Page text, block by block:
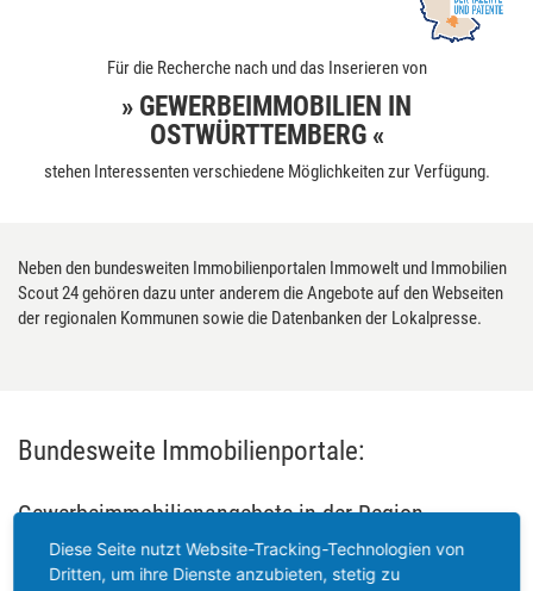
Für die Recherche nach und das Inserieren von
» GEWERBEIMMOBILIEN IN
OSTWÜRTTEMBERG «
stehen Interessenten verschiedene Möglichkeiten zur Verfügung.
Neben den bundesweiten Immobilienportalen Immowelt und Immobilien
Scout 24 gehören dazu unter anderem die Angebote auf den Webseiten
der regionalen Kommunen sowie die Datenbanken der Lokalpresse.
Bundesweite Immobilienportale:
Gewerbeimmobilienangebote in der Region
Ostwürttemberg auf Immowelt:
Diese Seite nutzt Website-Tracking-Technologien von
Dritten, um ihre Dienste anzubieten, stetig zu